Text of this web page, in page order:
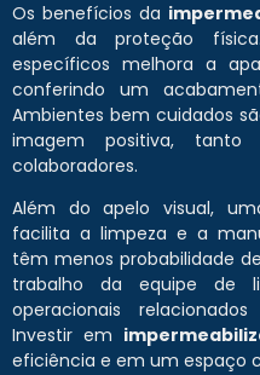
Os benefícios da
além da proteção
específicos melhora a
conferindo um
Ambientes bem cuidados
imagem positiva,
colaboradores.
Além do apelo visual,
facilita a limpeza e a
têm menos probabilidade
trabalho da equipe de
operacionais
Investir em
eficiência e em um espaço